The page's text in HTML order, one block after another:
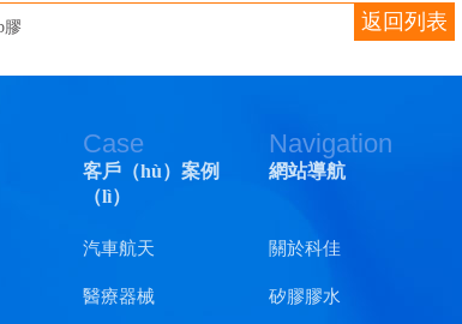
返回列表
膠
Case
客戶（hù）案例
（lì）
汽車航天
醫療器械
Navigation
網站導航
關於科佳
矽膠膠水